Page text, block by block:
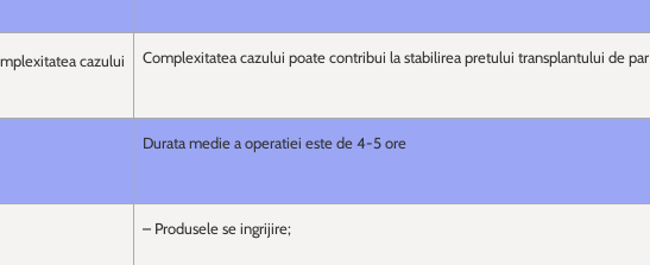
cazului
Complexitatea cazului poate contribui la stabilirea pretului transplantului de par
Durata medie a operatiei este de 4-5 ore
– Produsele se ingrijire;